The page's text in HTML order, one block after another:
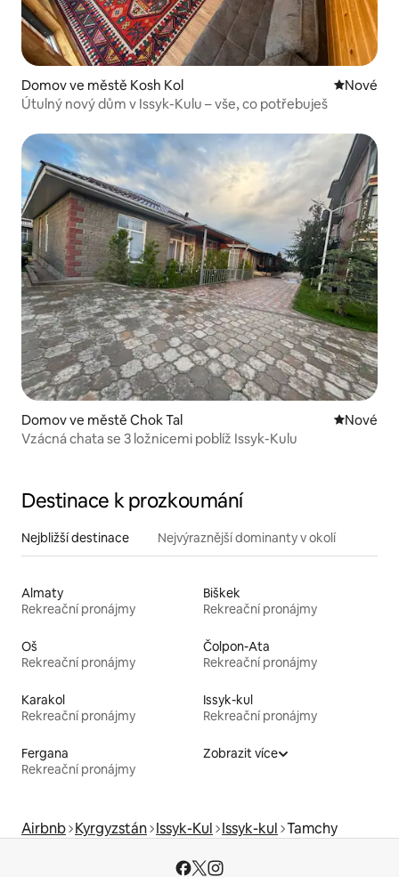
Domov ve městě Kosh Kol Nové
Nové
Útulný nový dům v Issyk-Kulu – vše, co potřebuješ
Domov ve městě Chok Tal Nové
Nové
Vzácná chata se 3 ložnicemi poblíž Issyk-Kulu
Destinace k prozkoumání
Nejbližší destinace Nejvýraznější dominanty v okolí
Almaty
Rekreační pronájmy
Biškek
Rekreační pronájmy
Oš
Rekreační pronájmy
Čolpon-Ata
Rekreační pronájmy
Karakol
Rekreační pronájmy
Issyk-kul
Rekreační pronájmy
Fergana
Rekreační pronájmy
Zobrazit více
Airbnb Kyrgyzstán Issyk-Kul Issyk-kul Tamchy